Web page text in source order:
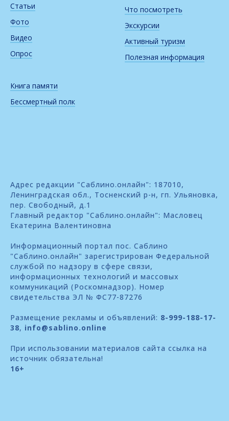
Статьи
Фото
Видео
Опрос
Книга памяти
Бессмертный полк
Что посмотреть
Экскурсии
Активный туризм
Полезная информация
Адрес редакции "Саблино.онлайн": 187010,
Ленинградская обл., Тосненский р-н, гп. Ульяновка,
пер. Свободный, д.1
Главный редактор "Саблино.онлайн": Масловец
Екатерина Валентиновна
Информационный портал пос. Саблино
"Саблино.онлайн" зарегистрирован Федеральной
службой по надзору в сфере связи,
информационных технологий и массовых
коммуникаций (Роскомнадзор). Номер
свидетельства ЭЛ № ФС77-87276
Размещение рекламы и объявлений: 8-999-188-17-
38, info@sablino.online
При использовании материалов сайта ссылка на
источник обязательна!
16+